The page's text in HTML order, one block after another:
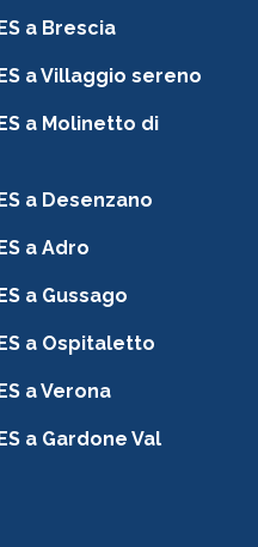
a Brescia
a Villaggio sereno
a Molinetto di
a Desenzano
a Adro
a Gussago
a Ospitaletto
a Verona
a Gardone Val